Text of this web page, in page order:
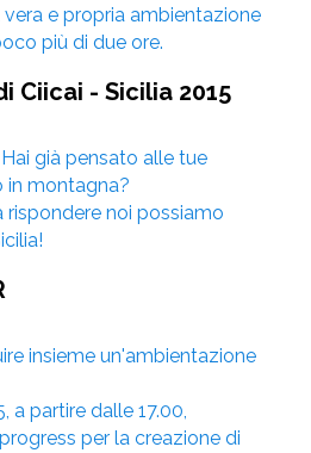
e propria ambientazione
più di due ore.
Ciicai - Sicilia 2015
già pensato alle tue
in montagna?
rispondere noi possiamo
insieme un'ambientazione
a partire dalle 17.00,
per la creazione di